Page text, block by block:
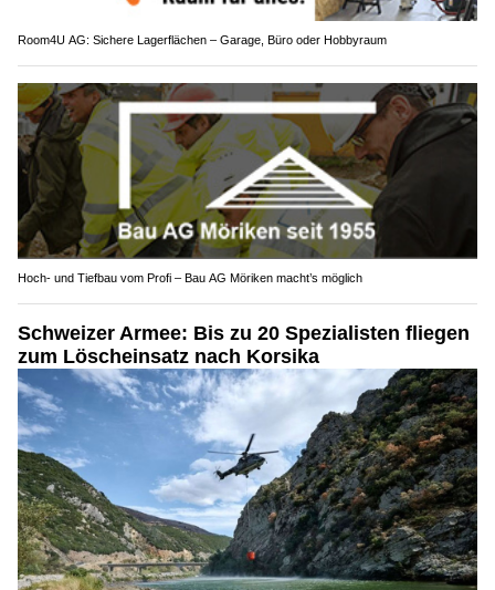
Room4U AG: Sichere Lagerflächen – Garage, Büro oder Hobbyraum
Hoch- und Tiefbau vom Profi – Bau AG Möriken macht’s möglich
Schweizer Armee: Bis zu 20 Spezialisten fliegen
zum Löscheinsatz nach Korsika